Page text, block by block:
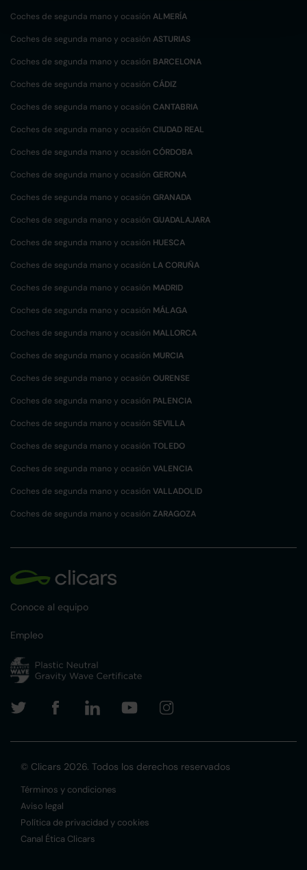
Coches de segunda mano y ocasión ALMERÍA
Coches de segunda mano y ocasión ASTURIAS
Coches de segunda mano y ocasión BARCELONA
Coches de segunda mano y ocasión CÁDIZ
Coches de segunda mano y ocasión CANTABRIA
Coches de segunda mano y ocasión CIUDAD REAL
Coches de segunda mano y ocasión CÓRDOBA
Coches de segunda mano y ocasión GERONA
Coches de segunda mano y ocasión GRANADA
Coches de segunda mano y ocasión GUADALAJARA
Coches de segunda mano y ocasión HUESCA
Coches de segunda mano y ocasión LA CORUÑA
Coches de segunda mano y ocasión MADRID
Coches de segunda mano y ocasión MÁLAGA
Coches de segunda mano y ocasión MALLORCA
Coches de segunda mano y ocasión MURCIA
Coches de segunda mano y ocasión OURENSE
Coches de segunda mano y ocasión PALENCIA
Coches de segunda mano y ocasión SEVILLA
Coches de segunda mano y ocasión TOLEDO
Coches de segunda mano y ocasión VALENCIA
Coches de segunda mano y ocasión VALLADOLID
Coches de segunda mano y ocasión ZARAGOZA
Conoce al equipo
Empleo
© Clicars 2026. Todos los derechos reservados
Términos y condiciones
Aviso legal
Política de privacidad y cookies
Canal Ética Clicars